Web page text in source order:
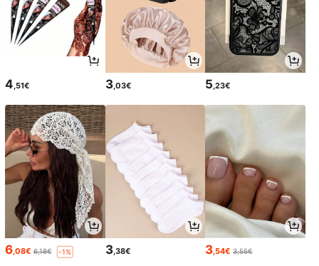
4,51€ 3,03€ 5,23€
6,08€ 6,18€ -1% 3,38€ 3,54€ 3,55€